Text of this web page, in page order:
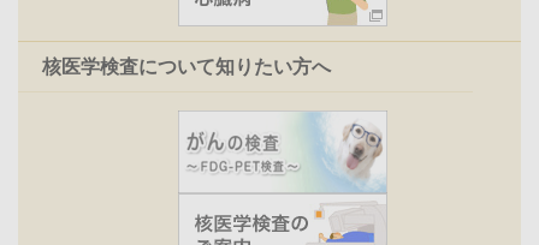
核医学検査について知りたい方へ